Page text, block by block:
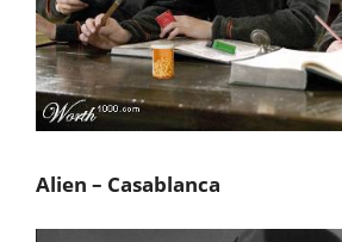
Alien – Casablanca